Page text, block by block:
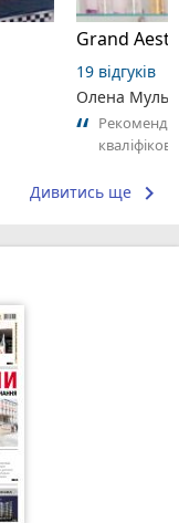
19 відгуків
Олена
Дивитись ще keyboard_arrow_right